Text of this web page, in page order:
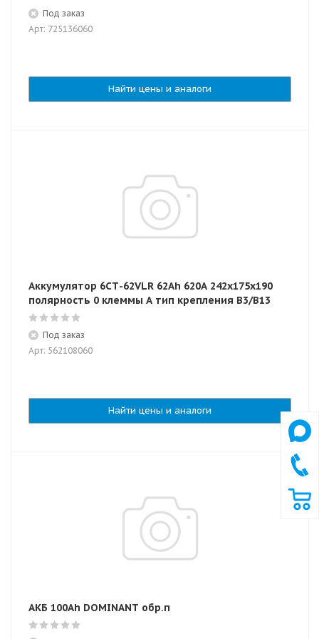
Под заказ
Арт: 725136060
Найти цены и аналоги
Аккумулятор 6СТ-62VLR 62Ah 620A 242х175х190
полярность 0 клеммы A тип крепления В3/В13
Под заказ
Арт: 562108060
Найти цены и аналоги
АКБ 100Ah DOMINANT обр.п